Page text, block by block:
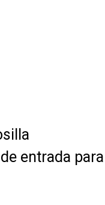
entrada para